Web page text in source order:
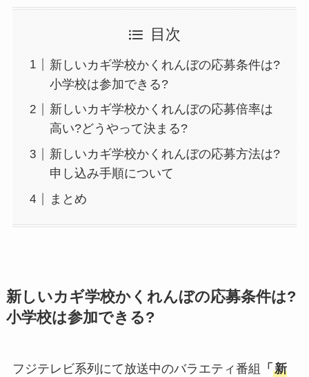
目次
新しいカギ学校かくれんぼの応募条件は?
小学校は参加できる?
新しいカギ学校かくれんぼの応募倍率は
高い?どうやって決まる?
新しいカギ学校かくれんぼの応募方法は?
申し込み手順について
まとめ
新しいカギ学校かくれんぼの応募条件は?
小学校は参加できる?
フジテレビ系列にて放送中のバラエティ番組 「 新